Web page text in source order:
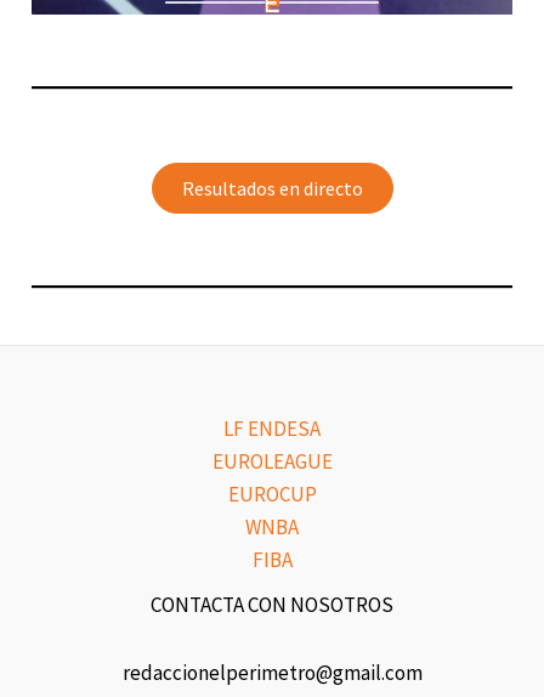
Resultados en directo
LF ENDESA
EUROLEAGUE
EUROCUP
WNBA
FIBA
CONTACTA CON NOSOTROS
redaccionelperimetro@gmail.com